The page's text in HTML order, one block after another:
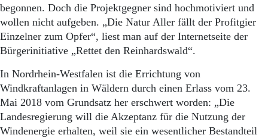
begonnen. Doch die Projektgegner sind hochmotiviert und
wollen nicht aufgeben. „Die Natur Aller fällt der Profitgier
Einzelner zum Opfer“, liest man auf der Internetseite der
Bürgerinitiative „Rettet den Reinhardswald“.
In Nordrhein-Westfalen ist die Errichtung von
Windkraftanlagen in Wäldern durch einen Erlass vom 23.
Mai 2018 vom Grundsatz her erschwert worden: „Die
Landesregierung will die Akzeptanz für die Nutzung der
Windenergie erhalten, weil sie ein wesentlicher Bestandteil